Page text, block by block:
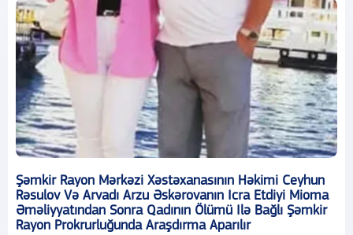
Şəmkir Rayon Mərkəzi Xəstəxanasının Həkimi Ceyhun
Rəsulov Və Arvadı Arzu Əskərovanın Icra Etdiyi Mioma
Əməliyyatından Sonra Qadının Ölümü Ilə Bağlı Şəmkir
Rayon Prokrurluğunda Araşdırma Aparılır